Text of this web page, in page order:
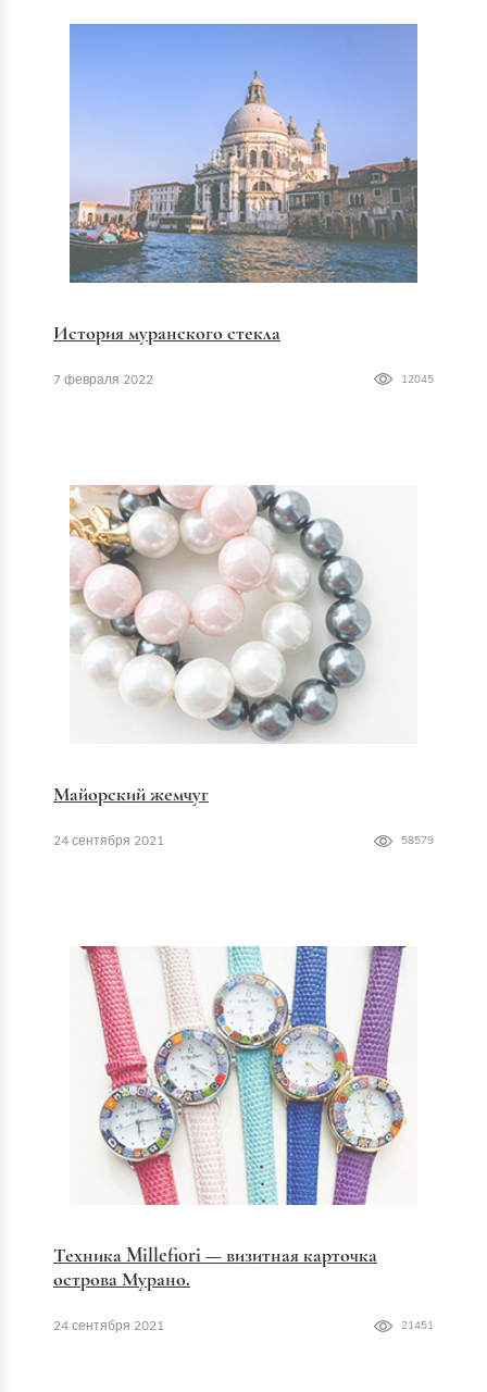
История муранского стекла
7 февраля 2022 12045
Майорский жемчуг
24 сентября 2021 58579
Техника Millefiori — визитная карточка
острова Мурано.
24 сентября 2021 21451